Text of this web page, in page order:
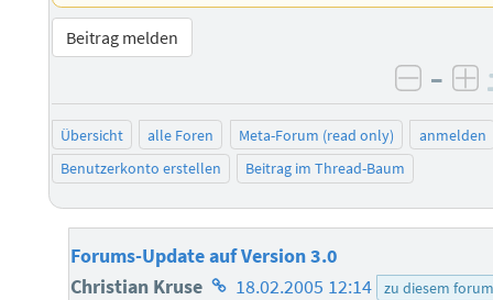
Beitrag melden
–
Übersicht alle Foren Meta-Forum (read only)
anmelden
Benutzerkonto erstellen
Beitrag im Thread-Baum
Forums-Update auf Version 3.0
Christian Kruse Homepage
18.02.2005 12:14 zu diesem forum